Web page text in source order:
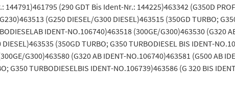
(290 GDT Bis Ident-Nr.: 144225)463342 (G350D
(G250 DIESEL/G300 DIESEL)463515 (350GD TURBO;
IDENT-NO.106740)463518 (300GE/G300)463530 (G320
(350GD TURBO; G350 TURBODIESEL BIS IDENT-
G300)463580 (G320 AB IDENT-NO.106740)463581 (G500 AB
G350 TURBODIESELBIS IDENT-NO.106739)463586 (G 320 BIS